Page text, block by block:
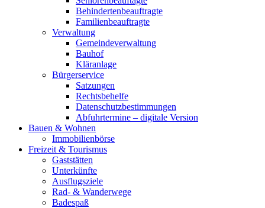
Behindertenbeauftragte
Familienbeauftragte
Verwaltung
Gemeindeverwaltung
Bauhof
Kläranlage
Bürgerservice
Satzungen
Rechtsbehelfe
Datenschutzbestimmungen
Abfuhrtermine – digitale Version
Bauen & Wohnen
Immobilienbörse
Freizeit & Tourismus
Gaststätten
Unterkünfte
Ausflugsziele
Rad- & Wanderwege
Badespaß